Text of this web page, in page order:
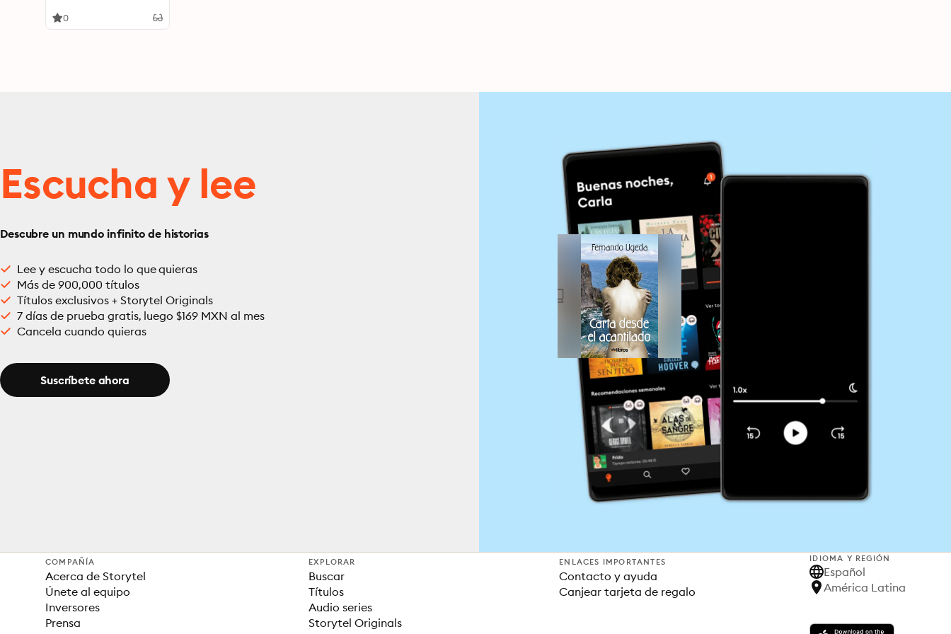
0
Escucha y lee
Descubre un mundo infinito de historias
Lee y escucha todo lo que quieras
Más de 900,000 títulos
Títulos exclusivos + Storytel Originals
7 días de prueba gratis, luego $169 MXN al mes
Cancela cuando quieras
Suscríbete ahora
COMPAÑÍA
Acerca de Storytel
Únete al equipo
Inversores
Prensa
EXPLORAR
Buscar
Títulos
Audio series
Storytel Originals
ENLACES IMPORTANTES
Contacto y ayuda
Canjear tarjeta de regalo
IDIOMA Y REGIÓN
Español
América Latina